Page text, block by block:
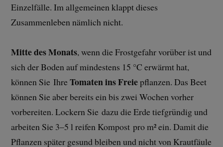
Einzelfälle. Im allgemeinen klappt dieses
Zusammenleben nämlich nicht.
Mitte des Monats, wenn die Frostgefahr vorüber ist und
sich der Boden auf mindestens 15 °C erwärmt hat,
können Sie IhreTomaten ins Freiepflanzen. Das Beet
können Sie aber bereits ein bis zwei Wochen vorher
vorbereiten. Lockern Sie dazu die Erde tiefgründig und
arbeiten Sie 3–5 l reifen Kompost pro m² ein. Damit die
Pflanzen später gesund bleiben und nicht von Krautfäule